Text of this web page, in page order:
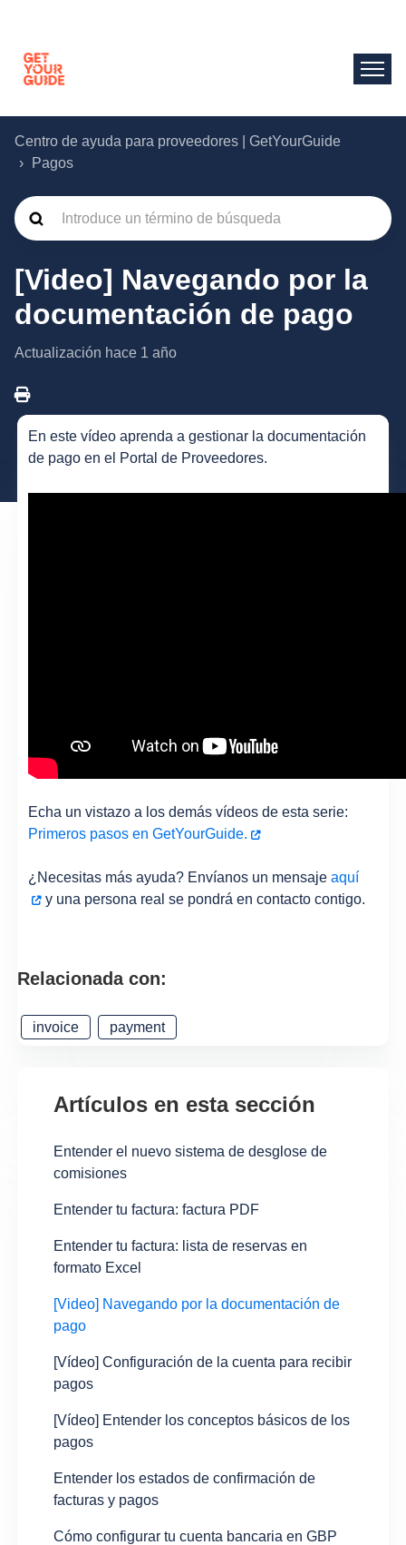
Centro de ayuda para proveedores | GetYourGuide
Pagos
[Video] Navegando por la
documentación de pago
Actualización hace 1 año
En este vídeo aprenda a gestionar la documentación
de pago en el Portal de Proveedores.
Echa un vistazo a los demás vídeos de esta serie:
Primeros pasos en GetYourGuide.
¿Necesitas más ayuda? Envíanos un mensajeaquí
y una persona real se pondrá en contacto contigo.
Relacionada con:
invoice payment
Artículos en esta sección
Entender el nuevo sistema de desglose de
comisiones
Entender tu factura: factura PDF
Entender tu factura: lista de reservas en
formato Excel
[Video] Navegando por la documentación de
pago
[Vídeo] Configuración de la cuenta para recibir
pagos
[Vídeo] Entender los conceptos básicos de los
pagos
Entender los estados de confirmación de
facturas y pagos
Cómo configurar tu cuenta bancaria en GBP